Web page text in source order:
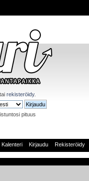
tai rekisteröidy.
pituus
Kalenteri Kirjaudu Rekisteröidy